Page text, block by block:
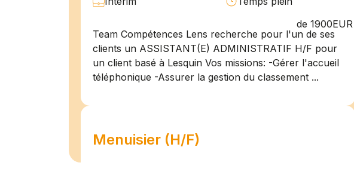
Team Compétences Lens recherche pour l'un de ses
clients un ASSISTANT(E) ADMINISTRATIF H/F pour
un client basé à Lesquin Vos missions: -Gérer l'accueil
téléphonique -Assurer la gestion du classement ...
Menuisier (H/F)
de